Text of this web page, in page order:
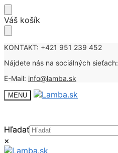
Skip
to
Skip
to
Váš košík
KONTAKT: +421 951 239 452
Nájdete nás na sociálných sieťach:
E-Mail: info@lamba.sk
MENU
Hľadať
×
Hľadať
×